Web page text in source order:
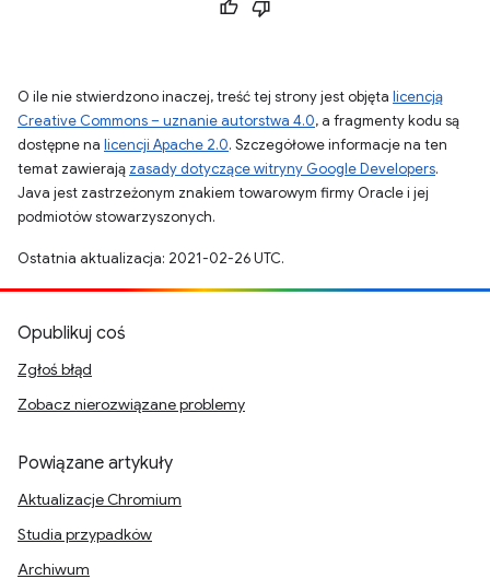
O ile nie stwierdzono inaczej, treść tej strony jest objęta licencją
Creative Commons – uznanie autorstwa 4.0, a fragmenty kodu są
dostępne na licencji Apache 2.0. Szczegółowe informacje na ten
temat zawierają zasady dotyczące witryny Google Developers.
Java jest zastrzeżonym znakiem towarowym firmy Oracle i jej
podmiotów stowarzyszonych.
Ostatnia aktualizacja: 2021-02-26 UTC.
Opublikuj coś
Zgłoś błąd
Zobacz nierozwiązane problemy
Powiązane artykuły
Aktualizacje Chromium
Studia przypadków
Archiwum